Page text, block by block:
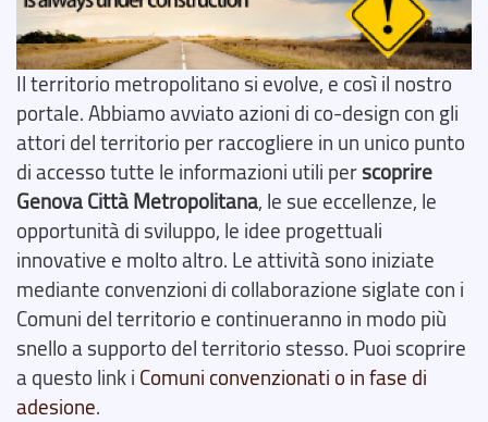
Il territorio metropolitano si evolve, e così il nostro
portale. Abbiamo avviato azioni di co-design con gli
attori del territorio per raccogliere in un unico punto
di accesso tutte le informazioni utili perscoprire
Genova Città Metropolitana, le sue eccellenze, le
opportunità di sviluppo, le idee progettuali
innovative e molto altro. Le attività sono iniziate
mediante convenzioni di collaborazione siglate con i
Comuni del territorio e continueranno in modo più
snello a supporto del territorio stesso. Puoi scoprire
a questo link i Comuni convenzionati o in fase di
adesione.